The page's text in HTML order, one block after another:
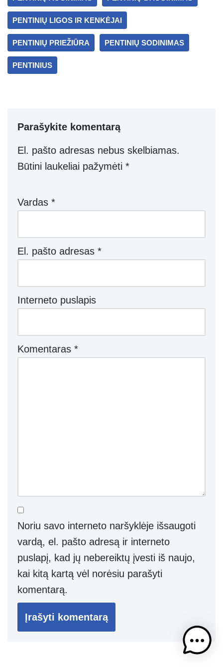
p
p
m
g
er
PENTINIŲ LIGOS IR KENKĖJAI
PENTINIŲ PRIEŽIŪRA PENTINIŲ SODINIMAS
PENTINIUS
Parašykite komentarą
El. pašto adresas nebus skelbiamas.
Būtini laukeliai pažymėti *
Vardas *
El. pašto adresas *
Interneto puslapis
Komentaras *
Noriu savo interneto naršyklėje išsaugoti
vardą, el. pašto adresą ir interneto
puslapį, kad jų nebereiktų įvesti iš naujo,
kai kitą kartą vėl norėsiu parašyti
komentarą.